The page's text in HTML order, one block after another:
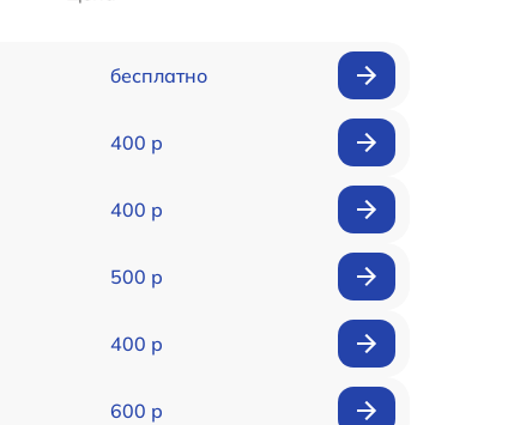
бесплатно
400 р
400 р
500 р
400 р
600 р